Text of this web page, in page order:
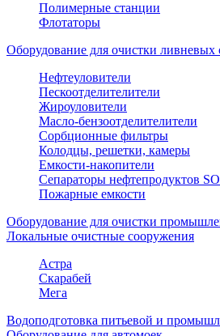
Полимерные станции
Флотаторы
Оборудование для очистки ливневых
Нефтеуловители
Пескоотделителители
Жироуловители
Масло-бензоотделителители
Сорбционные фильтры
Колодцы, решетки, камеры
Емкости-накопители
Сепараторы нефтепродуктов
Пожарные емкости
Оборудование для очистки
Локальные очистные сооружения
Астра
Скарабей
Мега
Водоподготовка питьевой и